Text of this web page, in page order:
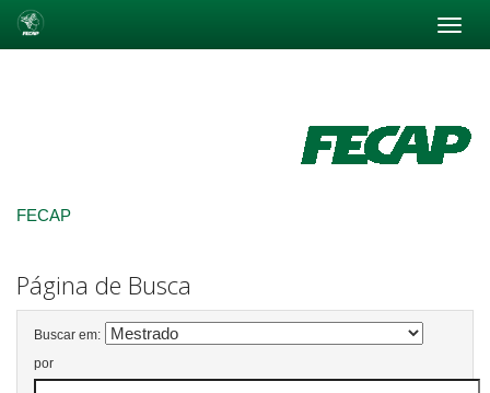
FECAP
Página de Busca
Buscar em:
por